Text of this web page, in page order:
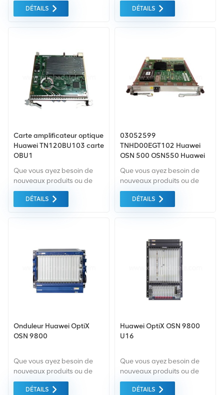
approche globale Garantie
achetons uniquement des
vert du la plus haute qualité
. Tout cela est fourni au
meilleur prix possible.
DÉTAILS
34dB) OAU1
approche globale Garantie
achetons uniquement des
. Tout cela est fourni au
meilleur prix possible.
DÉTAILS
Carte amplificateur optique
Huawei TN120BU103 carte
OBU1
Que vous ayez besoin de
nouveaux produits ou de
produits rénovés, il faut une
approche globale Garantie
achetons uniquement des
. Tout cela est fourni au
meilleur prix possible.
DÉTAILS
03052599
TNHD00EGT102 Huawei
OSN 500 OSN550 Huawei
Que vous ayez besoin de
nouveaux produits ou de
produits rénovés, il faut une
approche globale Garantie
achetons uniquement des
vert du la plus haute qualité
. Tout cela est fourni au
meilleur prix possible.
DÉTAILS
Onduleur Huawei OptiX
OSN 9800
Que vous ayez besoin de
nouveaux produits ou de
produits rénovés, il faut une
approche globale Garantie
DÉTAILS
Huawei OptiX OSN 9800
U16
Que vous ayez besoin de
nouveaux produits ou de
produits rénovés, il faut une
approche globale Garantie
DÉTAILS